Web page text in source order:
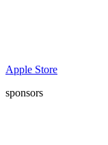
Apple Store
sponsors